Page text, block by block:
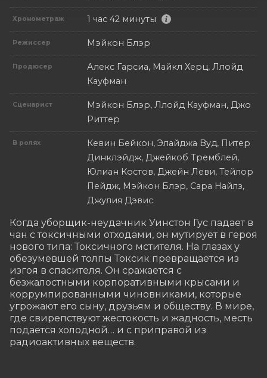
Хронометраж 1 час 42 минуты
Режиссер Мэйкон Блэр
Продюсер
Алекс Гарсиа, Майкл Херц, Ллойд
Кауфман
Сценарист
Мэйкон Блэр, Ллойд Кауфман, Джо
Риттер
В ролях
Кевин Бейкон, Элайджа Вуд, Питер
Динклэйдж, Джейкоб Тремблей,
Юлиан Костов, Джейн Леви, Тейлор
Пейдж, Мэйкон Блэр, Сара Найлз,
Джулия Дэвис
Когда уборщик-неудачник Уинстон Гус падает в
чан с токсичными отходами, он мутирует в героя
нового типа: Токсичного мстителя. На глазах у
обезумевшей толпы Токсик превращается из
изгоя в спасителя. Он сражается с
безжалостными корпоративными крысами и
коррумпированными чиновниками, которые
угрожают его сыну, друзьям и обществу. В мире,
где свирепствуют жестокость и жадность, месть
подается холодной… и с приправой из
радиоактивных веществ.